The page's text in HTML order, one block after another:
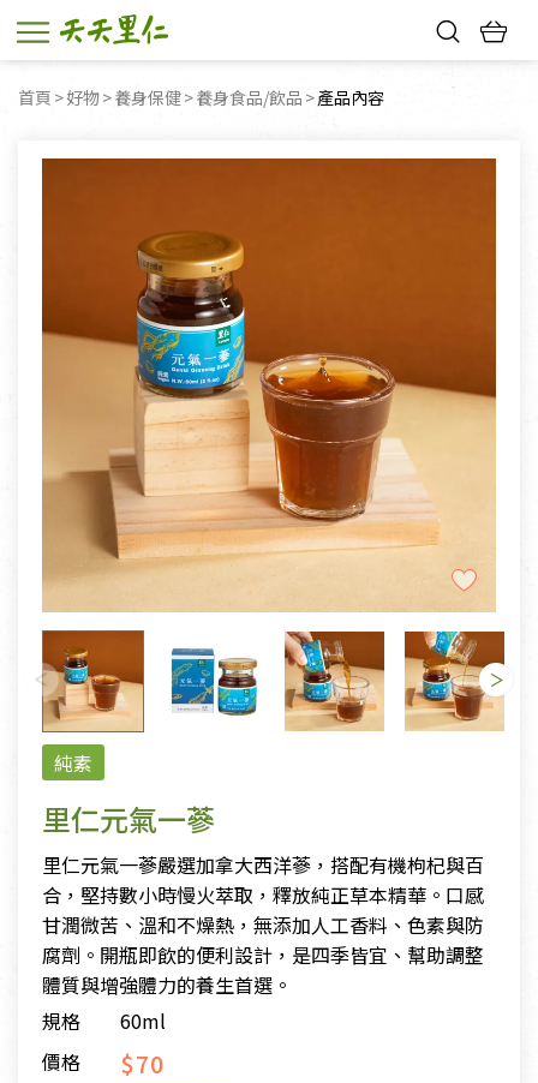
首頁 好物 養身保健 養身食品/飲品 目前頁面：
產品內容
純素
里仁元氣一蔘
里仁元氣一蔘嚴選加拿大西洋蔘，搭配有機枸杞與百
合，堅持數小時慢火萃取，釋放純正草本精華。口感
甘潤微苦、溫和不燥熱，無添加人工香料、色素與防
腐劑。開瓶即飲的便利設計，是四季皆宜、幫助調整
體質與增強體力的養生首選。
規格
60ml
價格
$70